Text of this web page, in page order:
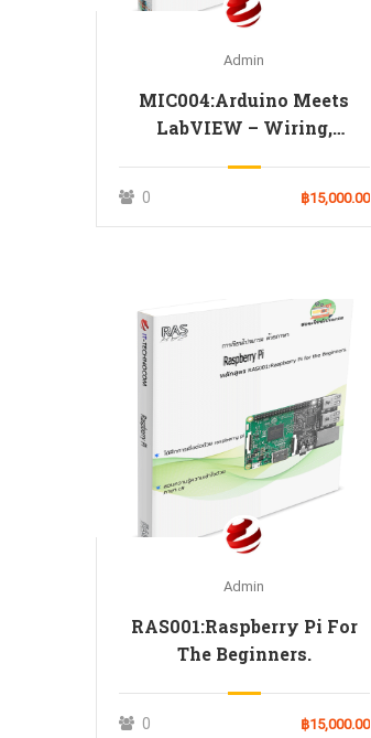
Admin
MIC004:Arduino Meets
LabVIEW – Wiring,
0 ฿15,000.00
Admin
RAS001:Raspberry Pi For
The Beginners.
0 ฿15,000.00